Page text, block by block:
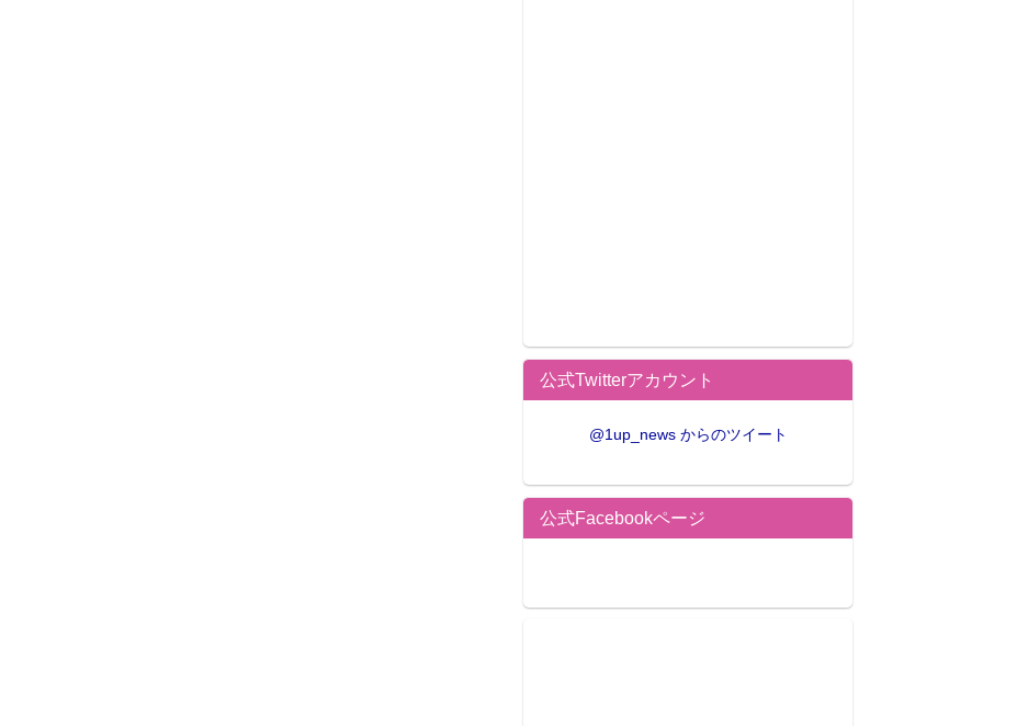
公式Twitterアカウント
@1up_news からのツイート
公式Facebookページ